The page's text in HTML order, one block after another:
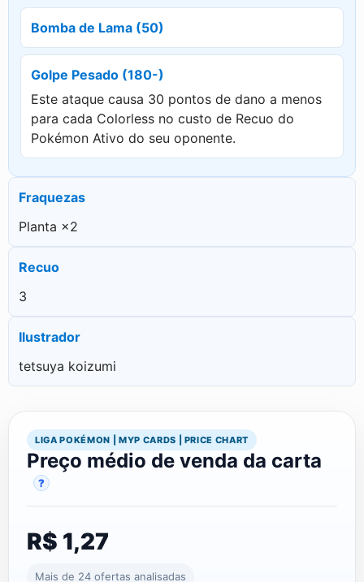
Bomba de Lama (50)
Golpe Pesado (180-)
Este ataque causa 30 pontos de dano a menos
para cada Colorless no custo de Recuo do
Pokémon Ativo do seu oponente.
Fraquezas
Planta ×2
Recuo
3
Ilustrador
tetsuya koizumi
LIGA POKÉMON | MYP CARDS | PRICE CHART
Preço médio de venda da carta
?
R$ 1,27
Mais de 24 ofertas analisadas